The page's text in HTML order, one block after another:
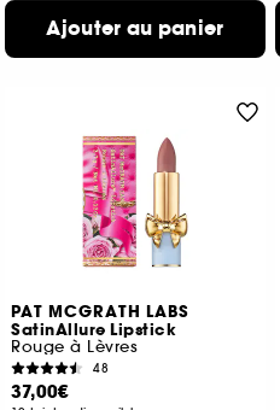
Ajouter au panier
PAT MCGRATH LABS
SatinAllure Lipstick
Rouge à Lèvres
48
37,00€